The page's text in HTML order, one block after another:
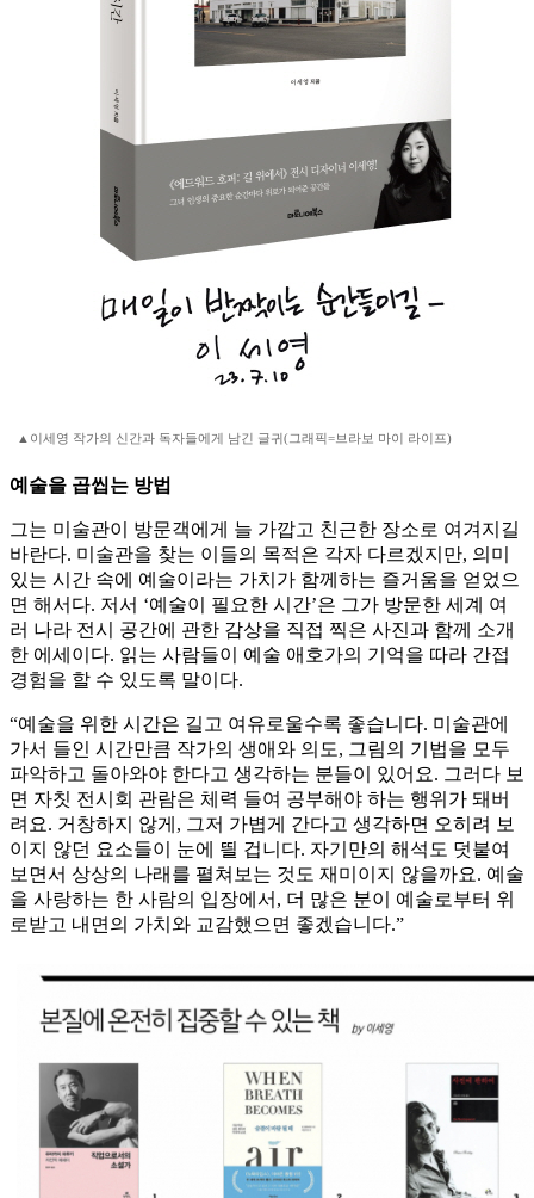
▲이세영 작가의 신간과 독자들에게 남긴 글귀(그래픽=브라보 마이 라이프)
예술을 곱씹는 방법
그는 미술관이 방문객에게 늘 가깝고 친근한 장소로 여겨지길
바란다. 미술관을 찾는 이들의 목적은 각자 다르겠지만, 의미
있는 시간 속에 예술이라는 가치가 함께하는 즐거움을 얻었으
면 해서다. 저서 ‘예술이 필요한 시간’은 그가 방문한 세계 여
러 나라 전시 공간에 관한 감상을 직접 찍은 사진과 함께 소개
한 에세이다. 읽는 사람들이 예술 애호가의 기억을 따라 간접
경험을 할 수 있도록 말이다.
“예술을 위한 시간은 길고 여유로울수록 좋습니다. 미술관에
가서 들인 시간만큼 작가의 생애와 의도, 그림의 기법을 모두
파악하고 돌아와야 한다고 생각하는 분들이 있어요. 그러다 보
면 자칫 전시회 관람은 체력 들여 공부해야 하는 행위가 돼버
려요. 거창하지 않게, 그저 가볍게 간다고 생각하면 오히려 보
이지 않던 요소들이 눈에 띌 겁니다. 자기만의 해석도 덧붙여
보면서 상상의 나래를 펼쳐보는 것도 재미이지 않을까요. 예술
을 사랑하는 한 사람의 입장에서, 더 많은 분이 예술로부터 위
로받고 내면의 가치와 교감했으면 좋겠습니다.”